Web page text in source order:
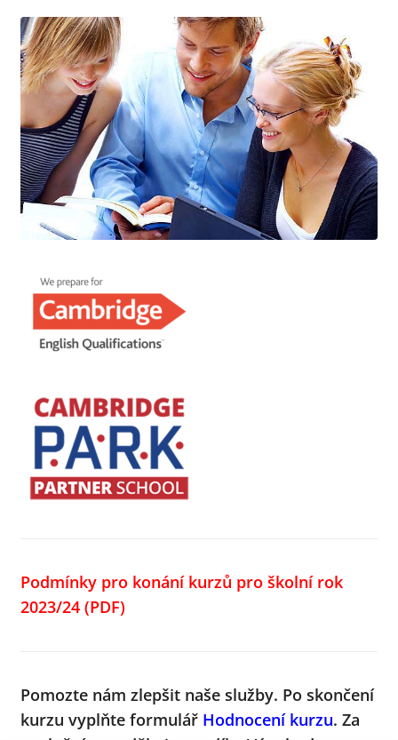
Podmínky pro konání kurzů pro školní rok
2023/24(PDF)
Pomozte nám zlepšit naše služby. Po skončení
kurzu vyplňte formulář Hodnocení kurzu. Za